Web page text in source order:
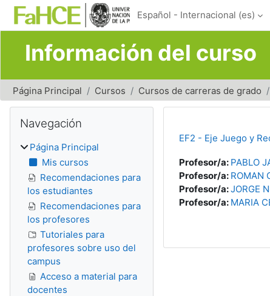
Salta al contenido principal
Español - Internacional ‎(es)‎
Información del curso
Página Principal Cursos Cursos de carreras de grado
EF2 - Eje Juego y
Profesor/a: PABLO
Profesor/a: ROMAN
Profesor/a:JORGE
Profesor/a: MARIA
Bloques
Navegación
Página Principal
Mis cursos
Recomendaciones para
los estudiantes
Recomendaciones para
los profesores
Tutoriales para
profesores sobre uso del
campus
Acceso a material para
docentes